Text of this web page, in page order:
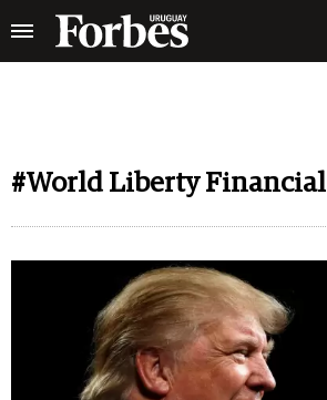
#World Liberty Financial